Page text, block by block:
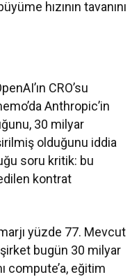
hızının tavanını
CRO’su
Anthropic’in
30 milyar
olduğunu iddia
soru kritik: bu
kontrat
yüzde 77. Mevcut
bugün 30 milyar
compute’a, eğitim